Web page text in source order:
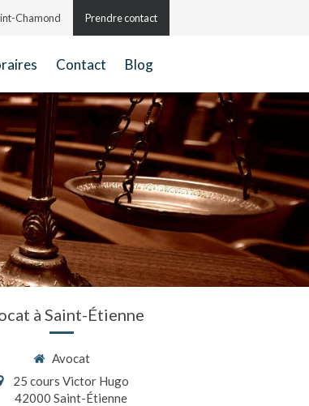
Prendre contact
Chamond
Contact Blog
à Saint-Étienne
Avocat
25 cours Victor Hugo
42000 Saint-Étienne